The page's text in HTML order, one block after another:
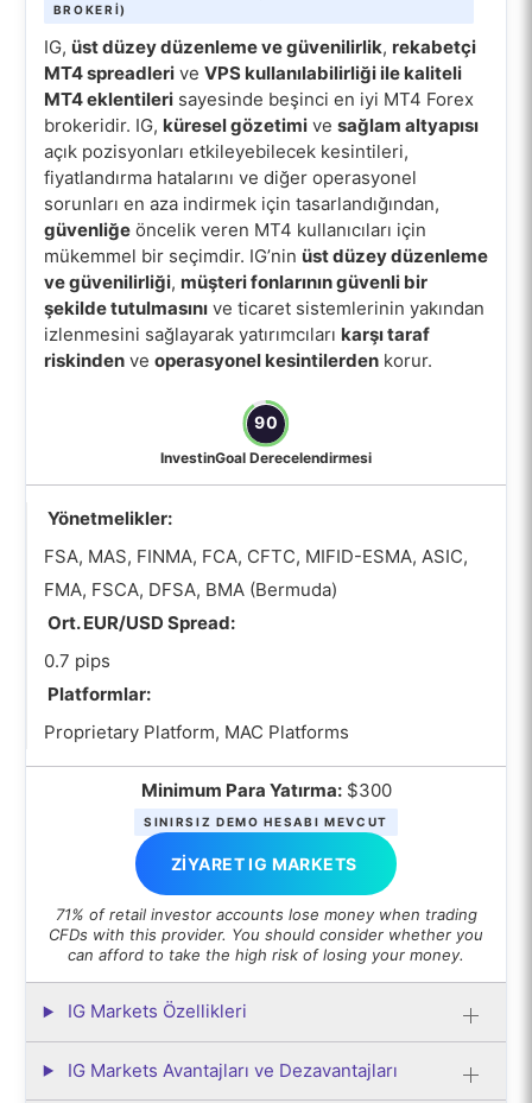
BROKERI)
IG, üst düzey düzenleme ve güvenilirlik, rekabetçi
MT4 spreadlerive VPS kullanılabilirliği ile kaliteli
MT4 eklentilerisayesinde beşinci en iyi MT4 Forex
brokeridir. IG, küresel gözetimive sağlam altyapısı
açık pozisyonları etkileyebilecek kesintileri,
fiyatlandırma hatalarını ve diğer operasyonel
sorunları en aza indirmek için tasarlandığından,
güvenliğeöncelik veren MT4 kullanıcıları için
mükemmel bir seçimdir. IG’nin üst düzey düzenleme
ve güvenilirliği, müşteri fonlarının güvenli bir
şekilde tutulmasınıve ticaret sistemlerinin yakından
izlenmesini sağlayarak yatırımcıları karşı taraf
riskindenve operasyonel kesintilerdenkorur.
90
InvestinGoal Derecelendirmesi
Yönetmelikler:
FSA, MAS, FINMA, FCA, CFTC, MIFID-ESMA, ASIC,
FMA, FSCA, DFSA, BMA (Bermuda)
Ort. EUR/USD Spread:
0.7 pips
Platformlar:
Proprietary Platform, MAC Platforms
Minimum Para Yatırma:$300
SINIRSIZ DEMO HESABI MEVCUT
ZIYARET IG MARKETS
71% of retail investor accounts lose money when trading
CFDs with this provider. You should consider whether you
can afford to take the high risk of losing your money.
IG Markets Özellikleri
IG Markets Avantajları ve Dezavantajları